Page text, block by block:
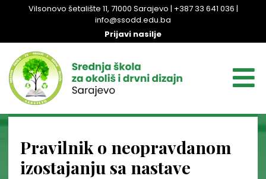
Vilsonovo šetalište 11, 71000 Sarajevo | +387 33 641 036 |
info@ssodd.edu.ba
Prijavi nasilje
Pravilnik o neopravdanom
izostajanju sa nastave